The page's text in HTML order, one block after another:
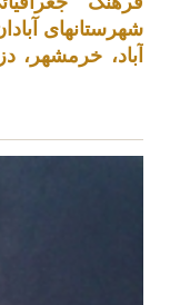
شهرستانهای
آباد،